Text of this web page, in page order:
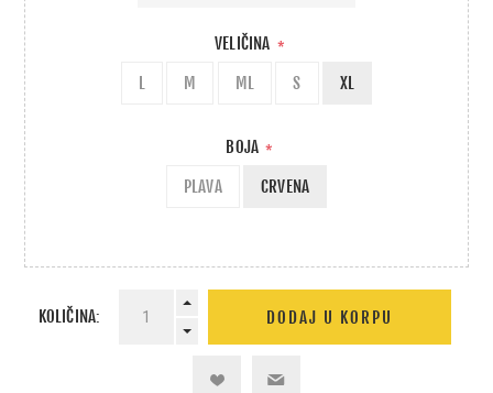
VELIČINA *
L M ML S XL
BOJA *
PLAVA CRVENA
KOLIČINA: